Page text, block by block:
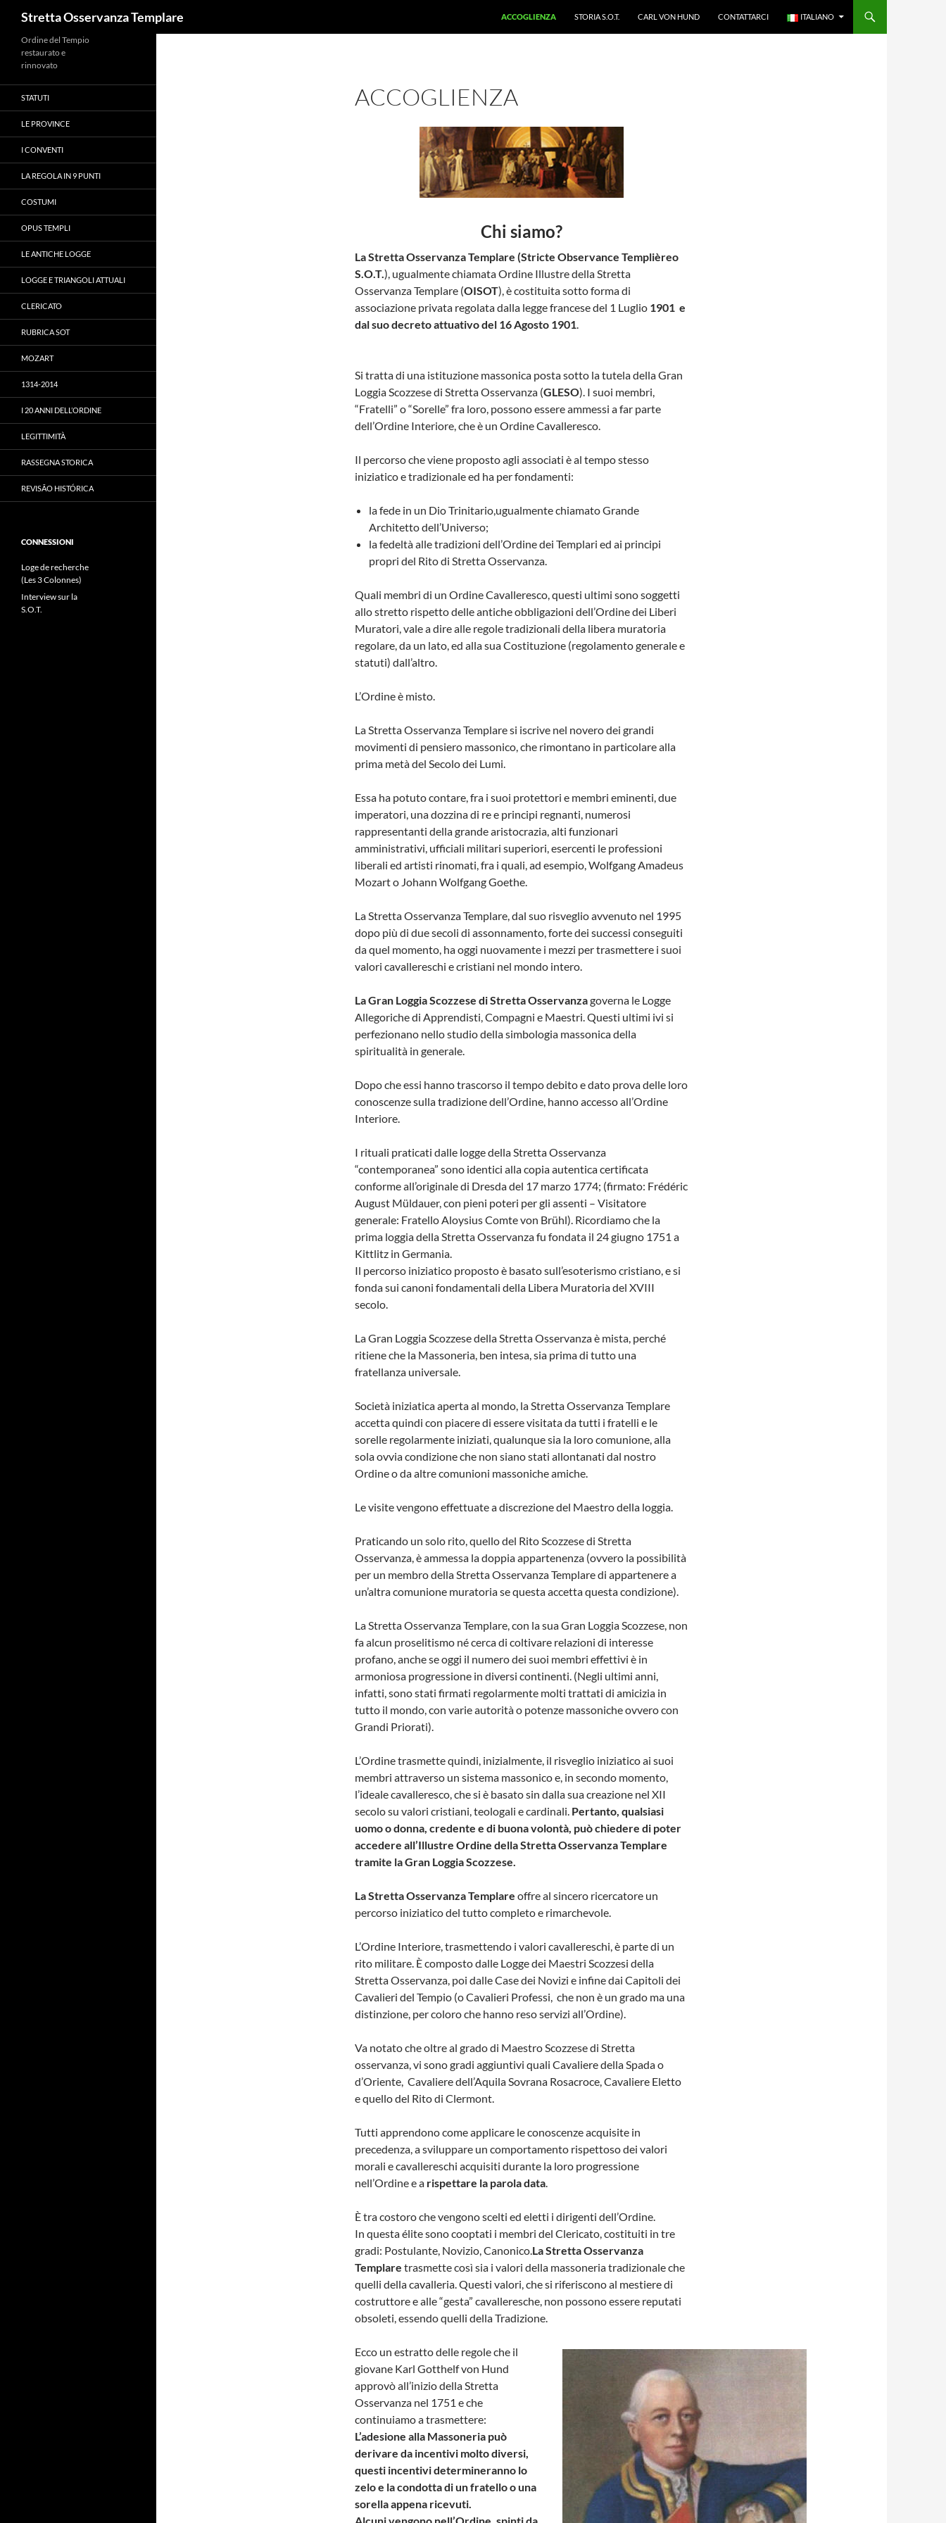
Stretta Osservanza Templare ACCOGLIENZA STORIA S.O.T. CARL VON HUND CONTATTARCI ITALIANO
ACCOGLIENZA
Chi siamo?
La Stretta Osservanza Templare (Stricte Observance Templièreo
S.O.T.), ugualmente chiamata Ordine Illustre della Stretta
Osservanza Templare (OISOT), è costituita sotto forma di
associazione privata regolata dalla legge francese del 1 Luglio 1901 e
dal suo decreto attuativo del 16 Agosto 1901.
Si tratta di una istituzione massonica posta sotto la tutela della Gran
Loggia Scozzese di Stretta Osservanza (GLESO). I suoi membri,
“Fratelli” o “Sorelle” fra loro, possono essere ammessi a far parte
dell’Ordine Interiore, che è un Ordine Cavalleresco.
Il percorso che viene proposto agli associati è al tempo stesso
iniziatico e tradizionale ed ha per fondamenti:
la fede in un Dio Trinitario,ugualmente chiamato Grande
Architetto dell’Universo;
la fedeltà alle tradizioni dell’Ordine dei Templari ed ai principi
propri del Rito di Stretta Osservanza.
Quali membri di un Ordine Cavalleresco, questi ultimi sono soggetti
allo stretto rispetto delle antiche obbligazioni dell’Ordine dei Liberi
Muratori, vale a dire alle regole tradizionali della libera muratoria
regolare, da un lato, ed alla sua Costituzione (regolamento generale e
statuti) dall’altro.
L’Ordine è misto.
La Stretta Osservanza Templare si iscrive nel novero dei grandi
movimenti di pensiero massonico, che rimontano in particolare alla
prima metà del Secolo dei Lumi.
Essa ha potuto contare, fra i suoi protettori e membri eminenti, due
imperatori, una dozzina di re e principi regnanti, numerosi
rappresentanti della grande aristocrazia, alti funzionari
amministrativi, ufficiali militari superiori, esercenti le professioni
liberali ed artisti rinomati, fra i quali, ad esempio, Wolfgang Amadeus
Mozart o Johann Wolfgang Goethe.
La Stretta Osservanza Templare, dal suo risveglio avvenuto nel 1995
dopo più di due secoli di assonnamento, forte dei successi conseguiti
da quel momento, ha oggi nuovamente i mezzi per trasmettere i suoi
valori cavallereschi e cristiani nel mondo intero.
La Gran Loggia Scozzese di Stretta Osservanzagoverna le Logge
Allegoriche di Apprendisti, Compagni e Maestri. Questi ultimi ivi si
perfezionano nello studio della simbologia massonica della
spiritualità in generale.
Dopo che essi hanno trascorso il tempo debito e dato prova delle loro
conoscenze sulla tradizione dell’Ordine, hanno accesso all’Ordine
Interiore.
I rituali praticati dalle logge della Stretta Osservanza
“contemporanea” sono identici alla copia autentica certificata
conforme all’originale di Dresda del 17 marzo 1774; (firmato: Frédéric
August Müldauer, con pieni poteri per gli assenti – Visitatore
generale: Fratello Aloysius Comte von Brühl). Ricordiamo che la
prima loggia della Stretta Osservanza fu fondata il 24 giugno 1751 a
Kittlitz in Germania.
Il percorso iniziatico proposto è basato sull’esoterismo cristiano, e si
fonda sui canoni fondamentali della Libera Muratoria del XVIII
secolo.
La Gran Loggia Scozzese della Stretta Osservanza è mista, perché
ritiene che la Massoneria, ben intesa, sia prima di tutto una
fratellanza universale.
Società iniziatica aperta al mondo, la Stretta Osservanza Templare
accetta quindi con piacere di essere visitata da tutti i fratelli e le
sorelle regolarmente iniziati, qualunque sia la loro comunione, alla
sola ovvia condizione che non siano stati allontanati dal nostro
Ordine o da altre comunioni massoniche amiche.
Le visite vengono effettuate a discrezione del Maestro della loggia.
Praticando un solo rito, quello del Rito Scozzese di Stretta
Osservanza, è ammessa la doppia appartenenza (ovvero la possibilità
per un membro della Stretta Osservanza Templare di appartenere a
un’altra comunione muratoria se questa accetta questa condizione).
La Stretta Osservanza Templare, con la sua Gran Loggia Scozzese, non
fa alcun proselitismo né cerca di coltivare relazioni di interesse
profano, anche se oggi il numero dei suoi membri effettivi è in
armoniosa progressione in diversi continenti. (Negli ultimi anni,
infatti, sono stati firmati regolarmente molti trattati di amicizia in
tutto il mondo, con varie autorità o potenze massoniche ovvero con
Grandi Priorati).
L’Ordine trasmette quindi, inizialmente, il risveglio iniziatico ai suoi
membri attraverso un sistema massonico e, in secondo momento,
l’ideale cavalleresco, che si è basato sin dalla sua creazione nel XII
secolo su valori cristiani, teologali e cardinali. Pertanto, qualsiasi
uomo o donna, credente e di buona volontà, può chiedere di poter
accedere all’Illustre Ordine della Stretta Osservanza Templare
tramite la Gran Loggia Scozzese.
La Stretta Osservanza Templare offre al sincero ricercatore un
percorso iniziatico del tutto completo e rimarchevole.
L’Ordine Interiore, trasmettendo i valori cavallereschi, è parte di un
rito militare. È composto dalle Logge dei Maestri Scozzesi della
Stretta Osservanza, poi dalle Case dei Novizi e infine dai Capitoli dei
Cavalieri del Tempio (o Cavalieri Professi, che non è un grado ma una
distinzione, per coloro che hanno reso servizi all’Ordine).
Va notato che oltre al grado di Maestro Scozzese di Stretta
osservanza, vi sono gradi aggiuntivi quali Cavaliere della Spada o
d’Oriente, Cavaliere dell’Aquila Sovrana Rosacroce, Cavaliere Eletto
e quello del Rito di Clermont.
Tutti apprendono come applicare le conoscenze acquisite in
precedenza, a sviluppare un comportamento rispettoso dei valori
morali e cavallereschi acquisiti durante la loro progressione
nell’Ordine e a rispettare la parola data.
È tra costoro che vengono scelti ed eletti i dirigenti dell’Ordine.
In questa élite sono cooptati i membri del Clericato, costituiti in tre
gradi: Postulante, Novizio, Canonico.La Stretta Osservanza
Templare trasmette così sia i valori della massoneria tradizionale che
quelli della cavalleria. Questi valori, che si riferiscono al mestiere di
costruttore e alle “gesta” cavalleresche, non possono essere reputati
obsoleti, essendo quelli della Tradizione.
Ecco un estratto delle regole che il
giovane Karl Gotthelf von Hund
approvò all’inizio della Stretta
Osservanza nel 1751 e che
continuiamo a trasmettere:
L’adesione alla Massoneria può
derivare da incentivi molto diversi,
questi incentivi determineranno lo
zelo e la condotta di un fratello o una
sorella appena ricevuti.
Ordine del Tempio
restaurato e
rinnovato
STATUTI
LE PROVINCE
I CONVENTI
LA REGOLA IN 9 PUNTI
COSTUMI
OPUS TEMPLI
LE ANTICHE LOGGE
LOGGE E TRIANGOLI ATTUALI
CLERICATO
RUBRICA SOT
MOZART
1314-2014
I 20 ANNI DELL’ORDINE
LEGITTIMITÀ
RASSEGNA STORICA
REVISÃO HISTÓRICA
CONNESSIONI
Loge de recherche
(Les 3 Colonnes)
Interview sur la
S.O.T.